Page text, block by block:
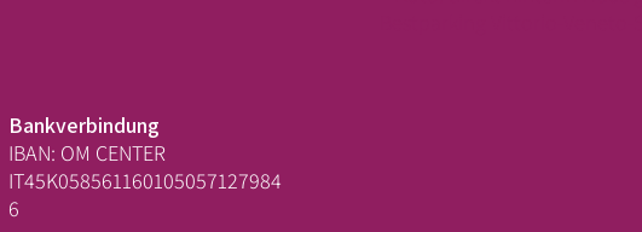
Bankverbindung
IBAN: OM CENTER
IT45K058561160105057127984
6